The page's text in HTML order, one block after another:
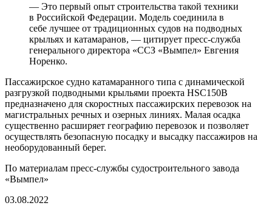
— Это первый опыт строительства такой техники
в Российской Федерации. Модель соединила в
себе лучшее от традиционных судов на подводных
крыльях и катамаранов, — цитирует пресс-служба
генерального директора «ССЗ «Вымпел» Евгения
Норенко.
Пассажирское судно катамаранного типа с динамической
разгрузкой подводными крыльями проекта HSC150B
предназначено для скоростных пассажирских перевозок на
магистральных речных и озерных линиях. Малая осадка
существенно расширяет географию перевозок и позволяет
осуществлять безопасную посадку и высадку пассажиров на
необорудованный берег.
По материалам пресс-службы судостроительного завода
«Вымпел»
03.08.2022